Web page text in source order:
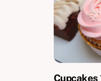
Cupcakes